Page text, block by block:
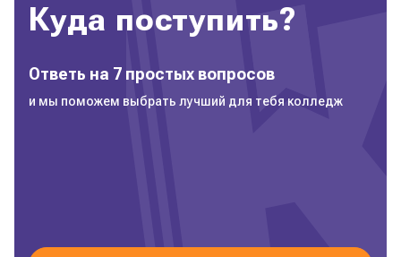
Куда поступить?
Ответь на 7 простых вопросов
и мы поможем выбрать лучший для тебя колледж